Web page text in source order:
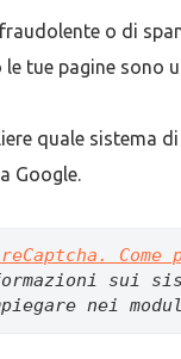
o di
tue pagine
quale sistema
Google.
reCaptcha.
sui
nei